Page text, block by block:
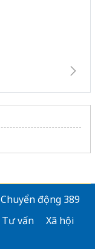
Chuyển động 389
Tư vấn
Xã hội